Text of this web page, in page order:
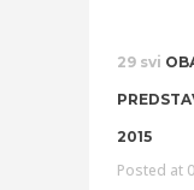
29 svi
2015
Posted at